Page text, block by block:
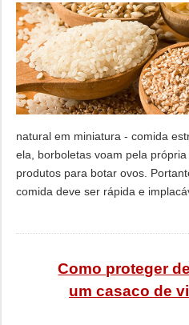
natural em miniatura - comida
ela, borboletas voam pela
produtos para botar ovos.
comida deve ser rápida e
Como proteger
um casaco de